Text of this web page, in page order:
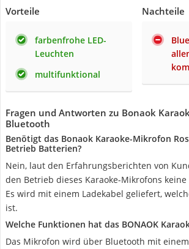
Vorteile
farbenfrohe LED-
Leuchten
multifunktional
Nachteile
Fragen und Antworten zu Bonaok
Bluetooth
Benötigt das Bonaok Karaoke-Mikrofon
Betrieb Batterien?
Nein, laut den Erfahrungsberichten von
den Betrieb dieses Karaoke-Mikrofons
Es wird mit einem Ladekabel geliefert,
ist.
Welche Funktionen hat das BONAOK
Das Mikrofon wird über Bluetooth mit